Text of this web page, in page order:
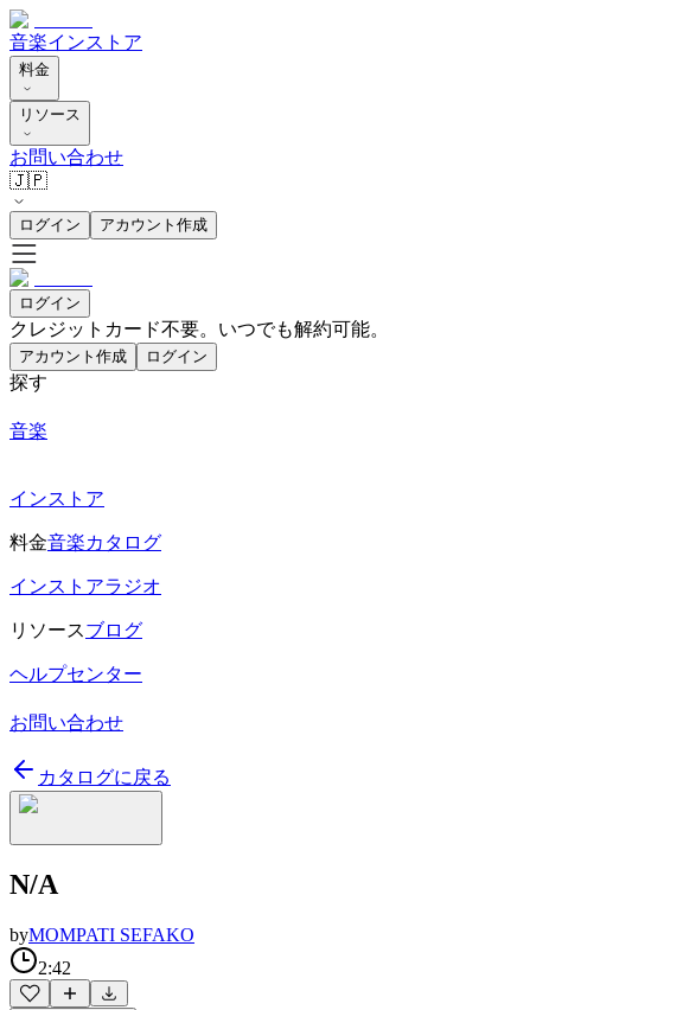
音楽インストア
料金
リソース
お問い合わせ
🇯🇵
ログイン アカウント作成
ログイン
クレジットカード不要。いつでも解約可能。
アカウント作成 ログイン
探す
音楽
インストア
料金音楽カタログ
インストアラジオ
リソースブログ
ヘルプセンター
お問い合わせ
カタログに戻る
N/A
byMOMPATI SEFAKO
2:42